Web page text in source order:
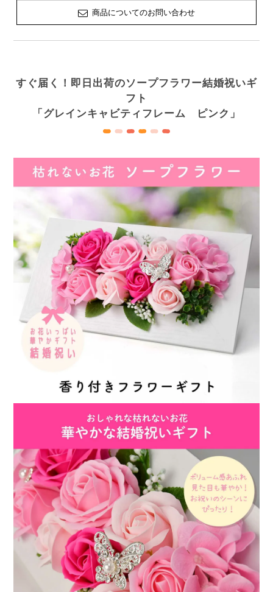
商品についてのお問い合わせ
すぐ届く！即日出荷のソープフラワー結婚祝いギ
フト
「グレインキャビティフレーム ピンク」